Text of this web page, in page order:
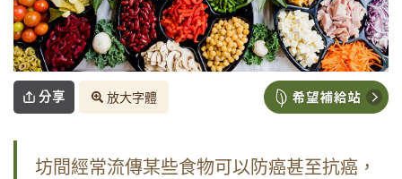
分享 放大字體
坊間經常流傳某些食物可以防癌甚至抗癌，